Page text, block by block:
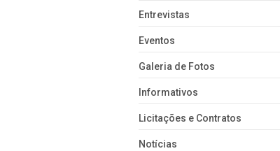
Entrevistas
Eventos
Galeria de Fotos
Informativos
Licitações e Contratos
Notícias